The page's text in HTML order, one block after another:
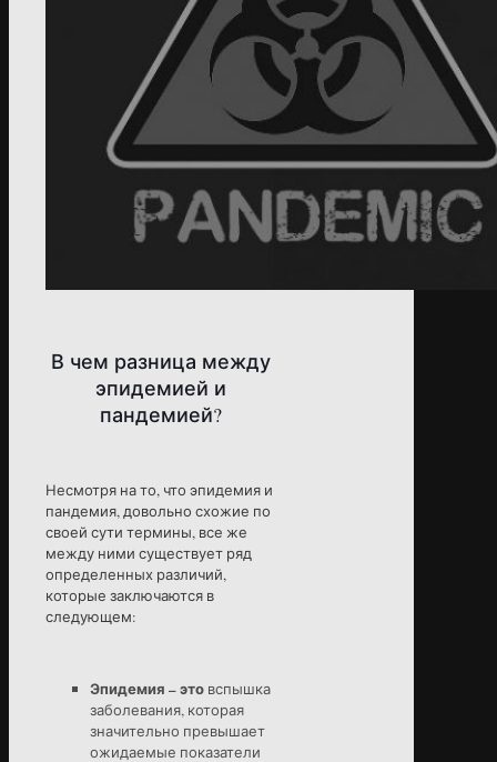
В чем разница между
эпидемией и
пандемией?
Несмотря на то, что эпидемия и
пандемия, довольно схожие по
своей сути термины, все же
между ними существует ряд
определенных различий,
которые заключаются в
следующем:
Эпидемия – это вспышка
заболевания, которая
значительно превышает
ожидаемые показатели